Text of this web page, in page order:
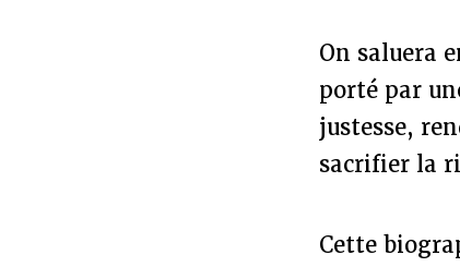
On saluera
porté par
justesse,
sacrifier la
Cette